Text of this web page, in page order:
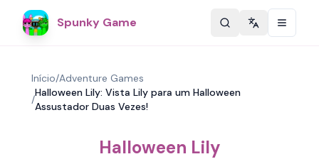
Spunky Game Change
Início/Adventure Games
/
Halloween Lily: Vista Lily para um Halloween
Assustador Duas Vezes!
Halloween Lily